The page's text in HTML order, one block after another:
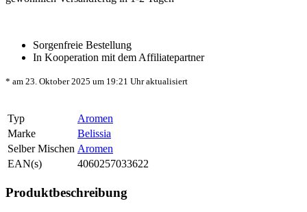
Sorgenfreie Bestellung
In Kooperation mit dem Affiliatepartner
* am 23. Oktober 2025 um 19:21 Uhr aktualisiert
Typ
Aromen
Marke
Belissia
Selber Mischen Aromen
EAN(s)
4060257033622
Produktbeschreibung